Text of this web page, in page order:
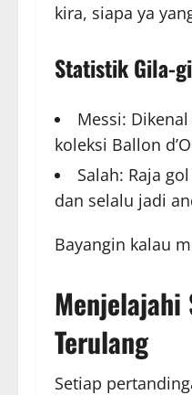
kira, siapa ya
Statistik Gila-
Messi:
koleksi Ballon
Salah: Raja
dan selalu jadi
Bayangin kalau
Menjelajahi
Terulang
Setiap